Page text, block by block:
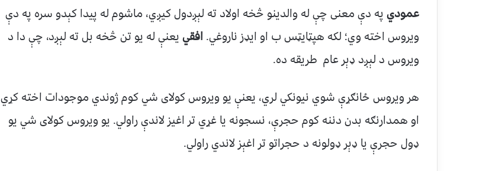
عمودي په دې معنی چې له والدینو څخه اولاد ته لېږدول کیږي، ماشوم له پيدا کېدو سره په دې
ویروس اخته وي؛ لکه هپټایټس ب او ایډز ناروغي. افقي یعنې له یو تن څخه بل ته لېږد، چې دا د
ویروس د لېږد ډېر عام طریقه ده.
هر ویروس ځانګړې شوي نیونکي لري، یعنې یو ویروس کولای شي کوم ژوندي موجودات اخته کړي
او همدارنګه بدن دننه کوم حجرې، نسجونه یا غړي تر اغیز لاندې راولي. یو ویروس کولای شي یو
ډول حجرې یا ډېر ډولونه د حجراتو تر اغېز لاندي راولي.